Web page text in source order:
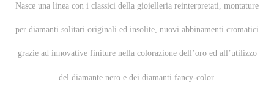
Nasce una linea con i classici della gioielleria reinterpretati, montature
per diamanti solitari originali ed insolite, nuovi abbinamenti cromatici
grazie ad innovative finiture nella colorazione dell’oro ed all’utilizzo
del diamante nero e dei diamanti fancy-color.